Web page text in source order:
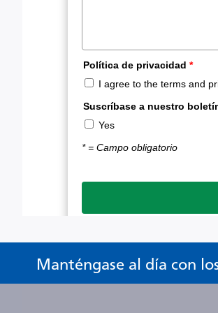
Manténgase al día con